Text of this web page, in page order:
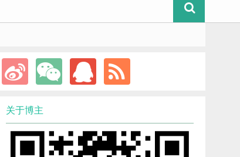
关于博主